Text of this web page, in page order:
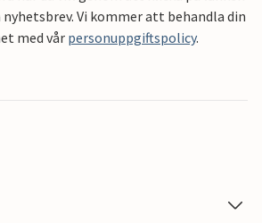
Vi kommer att behandla din
med vårpersonuppgiftspolicy.